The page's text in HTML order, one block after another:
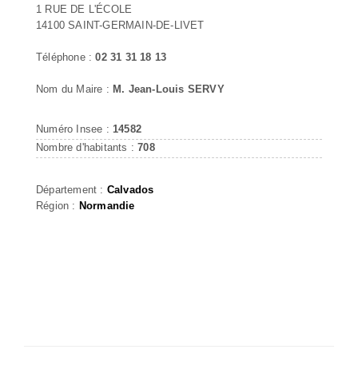
1 RUE DE L'ÉCOLE
14100 SAINT-GERMAIN-DE-LIVET
Téléphone :02 31 31 18 13
Nom du Maire : M. Jean-Louis SERVY
Numéro Insee : 14582
Nombre d'habitants :708
Département : Calvados
Région : Normandie